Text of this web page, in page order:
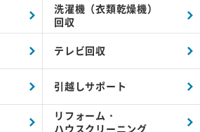
洗濯機（衣類乾燥機）
回収
テレビ回収
引越しサポート
リフォーム・
ハウスクリーニング